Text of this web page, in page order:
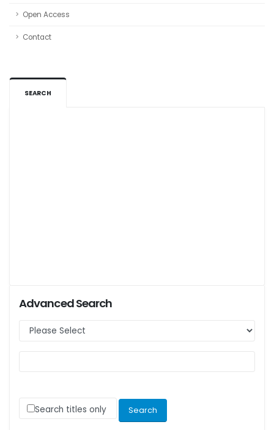
Open Access
Contact
SEARCH
Advanced Search
Search titles only